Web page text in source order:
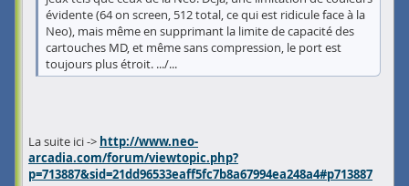
évidente (64 on screen, 512 total, ce qui est ridicule face à la
Neo), mais même en supprimant la limite de capacité des
cartouches MD, et même sans compression, le port est
toujours plus étroit. .../...
La suite ici -> http://www.neo-
arcadia.com/forum/viewtopic.php?
p=713887&sid=21dd96533eaff5fc7b8a67994ea248a4#p713887